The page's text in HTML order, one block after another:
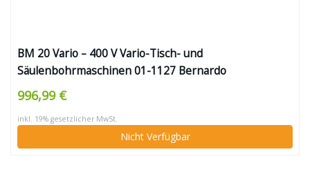
BM 20 Vario – 400 V Vario-Tisch- und
Säulenbohrmaschinen 01-1127 Bernardo
996,99 €
inkl. 19% gesetzlicher MwSt.
Nicht Verfügbar